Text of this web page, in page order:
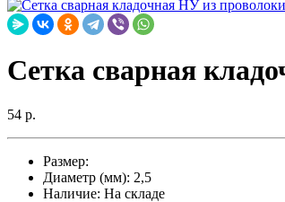
Сетка сварная
54 р.
Размер:
Диаметр (мм): 2,5
Наличие: На складе